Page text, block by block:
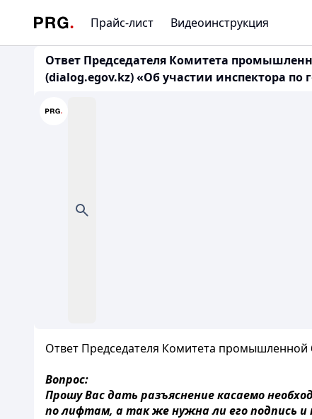
Прайс-лист Видеоинструкция
Ответ Председателя Комитета
(dialog.egov.kz) «Об участии инспектора
Ответ Председателя Комитета промышленной
Вопрос:
Прошу Вас дать разъяснение касаемо
по лифтам, а так же нужна ли его подпись